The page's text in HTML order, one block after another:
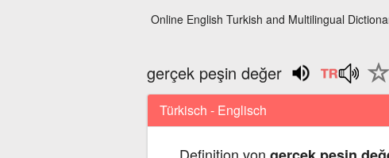
Online English Turkish and Multilingual
gerçek peşin değer
Türkisch - Englisch
Definition von